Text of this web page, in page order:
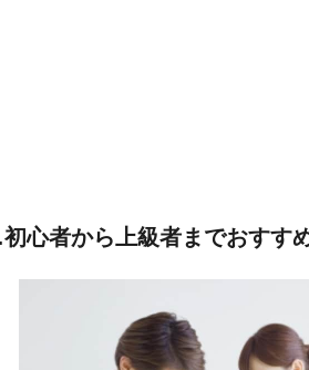
心者から上級者までおすす